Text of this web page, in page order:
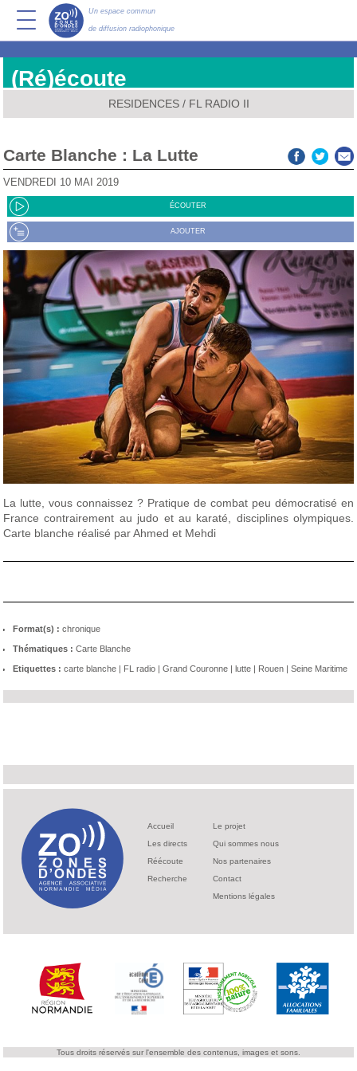
Un espace commun
de diffusion radiophonique
(Ré)écoute
RESIDENCES/ FL RADIO II
Carte Blanche : La Lutte
VENDREDI 10 MAI 2019
ÉCOUTER
AJOUTER
La lutte, vous connaissez ? Pratique de combat peu démocratisé en
France contrairement au judo et au karaté, disciplines olympiques.
Carte blanche réalisé par Ahmed et Mehdi
Format(s) : chronique
Thématiques : Carte Blanche
Etiquettes : carte blanche FL radio Grand Couronne lutte Rouen Seine Maritime
Accueil
Les directs
Réécoute
Recherche
Le projet
Qui sommes nous
Nos partenaires
Contact
Mentions légales
Tous droits réservés sur l'ensemble des contenus, images et sons.